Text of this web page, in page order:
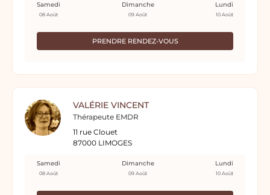
PRENDRE RENDEZ-VOUS
Samedi
08 Août
Dimanche
09 Août
Lundi
10 Août
VALÉRIE VINCENT
Thérapeute EMDR
11 rue Clouet
87000 LIMOGES
Samedi
08 Août
Dimanche
09 Août
Lundi
10 Août